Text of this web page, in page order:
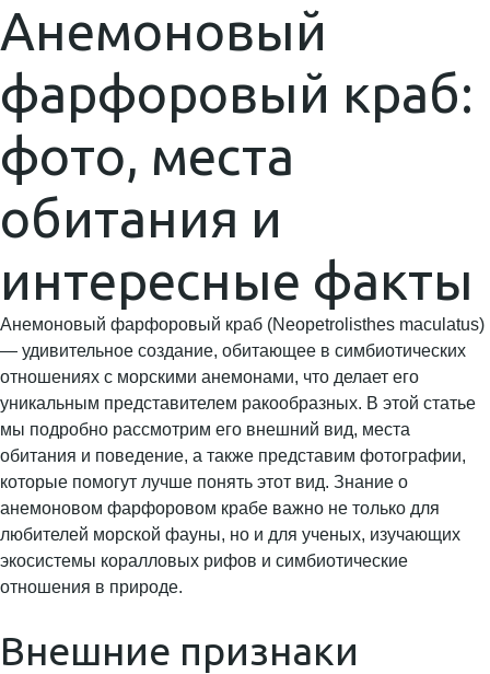
Анемоновый
фарфоровый краб:
фото, места
обитания и
интересные факты
Анемоновый фарфоровый краб (Neopetrolisthes maculatus)
— удивительное создание, обитающее в симбиотических
отношениях с морскими анемонами, что делает его
уникальным представителем ракообразных. В этой статье
мы подробно рассмотрим его внешний вид, места
обитания и поведение, а также представим фотографии,
которые помогут лучше понять этот вид. Знание о
анемоновом фарфоровом крабе важно не только для
любителей морской фауны, но и для ученых, изучающих
экосистемы коралловых рифов и симбиотические
отношения в природе.
Внешние признаки